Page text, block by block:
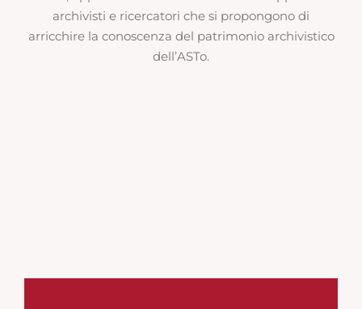
archivisti e ricercatori che si propongono di
arricchire la conoscenza del patrimonio archivistico
dell’ASTo.